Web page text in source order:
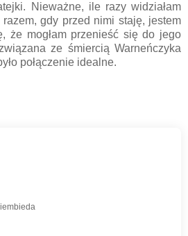
Nieważne, ile razy widziałam
razem, gdy przed nimi staję, jestem
że mogłam przenieść się do jego
ze śmiercią Warneńczyka
połączenie idealne.